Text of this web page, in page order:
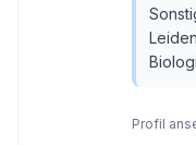
Profil